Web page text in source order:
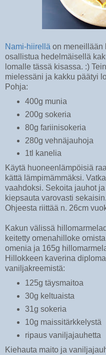
Nami-hiirellä on meneillään
osallistua hedelmäisellä
lomalle tässä kisassa. :)
mielessäni ja kakku päätyi
Pohja:
400g munia
200g sokeria
80g fariinisokeria
280g vehnäjauhoja
1tl kanelia
Käytä huoneenlämpöisiä
kättä lämpimämmäksi.
vaahdoksi. Sekoita jauhot
kiepsauta varovasti sekaisin.
Ohjeesta riittää n. 26cm
Kakun välissä
keitetty omenahilloke
omenia ja 165g
Hillokkeen kaverina
vaniljakreemistä:
125g täysmaitoa
30g keltuaista
31g sokeria
10g maissitärkkelystä
ripaus vaniljajauhetta
Kiehauta maito ja